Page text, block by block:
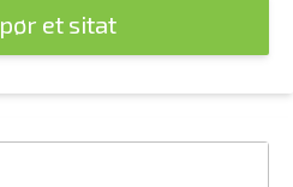
et sitat